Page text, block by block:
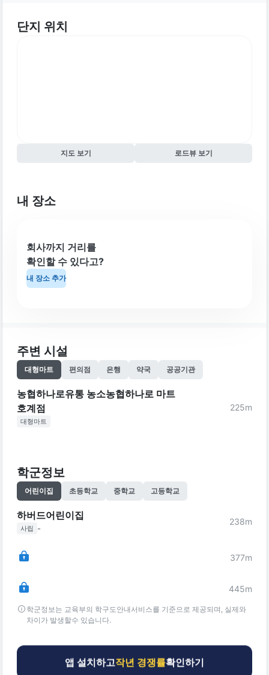
단지 위치
지도 보기 로드뷰 보기
내 장소
회사까지 거리를
확인할 수 있다고?
내 장소 추가
주변 시설
대형마트 편의점 은행 약국 공공기관
농협하나로유통 농소농협하나로 마트
호계점
대형마트
225m
학군정보
어린이집 초등학교 중학교 고등학교
하버드어린이집
사립 -
238m
377m
445m
학군정보는 교육부의 학구도안내서비스를 기준으로 제공되며, 실제와
차이가 발생할수 있습니다.
앱 설치하고작년 경쟁률확인하기